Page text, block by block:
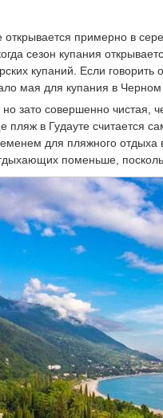
открывается примерно в
сезон купания
купаний. Если
мая для купания в Черном
зато совершенно чистая,
пляж в Гудауте считается
для пляжного отдыха
поменьше,